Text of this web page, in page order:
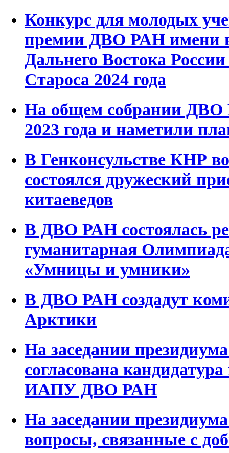
Конкурс для молодых
премии ДВО РАН имени
Дальнего Востока
Староса 2024 года
На общем собрании ДВО
2023 года и наметили
В Генконсульстве КНР
состоялся дружеский
китаеведов
В ДВО РАН состоялась
гуманитарная
«Умницы и умники»
В ДВО РАН создадут
Арктики
На заседании
согласована
ИАПУ ДВО РАН
На заседании
вопросы, связанные с